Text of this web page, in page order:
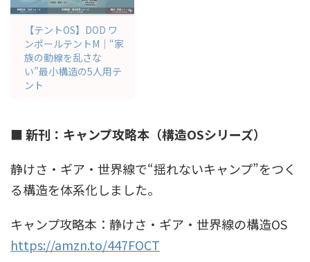
【テントOS】DOD ワ
ンポールテントM｜“家
族の動線を乱さな
い”最小構造の5人用テ
ント
■ 新刊：キャンプ攻略本（構造OSシリーズ）
静けさ・ギア・世界線で“揺れないキャンプ”をつく
る構造を体系化しました。
キャンプ攻略本：静けさ・ギア・世界線の構造OS
https://amzn.to/447FOCT